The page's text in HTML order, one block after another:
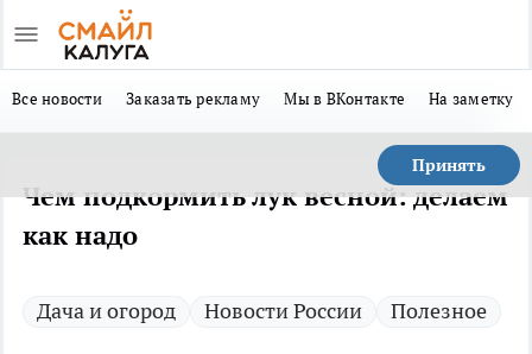
Все новости Заказать рекламу Мы в ВКонтакте На заметку
Принять
Чем подкормить лук весной: делаем
как надо
Дача и огород Новости России Полезное